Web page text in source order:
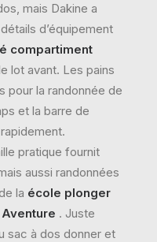
mais Dakine a
d’équipement
compartiment
lot avant. Les pains
pour la randonnée de
et la barre de
pratique fournit
aussi randonnées
la école plonger
. Juste
sac à dos donner et